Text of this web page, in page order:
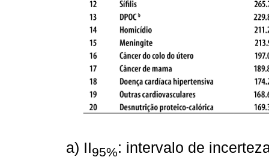
a) II95%: intervalo de